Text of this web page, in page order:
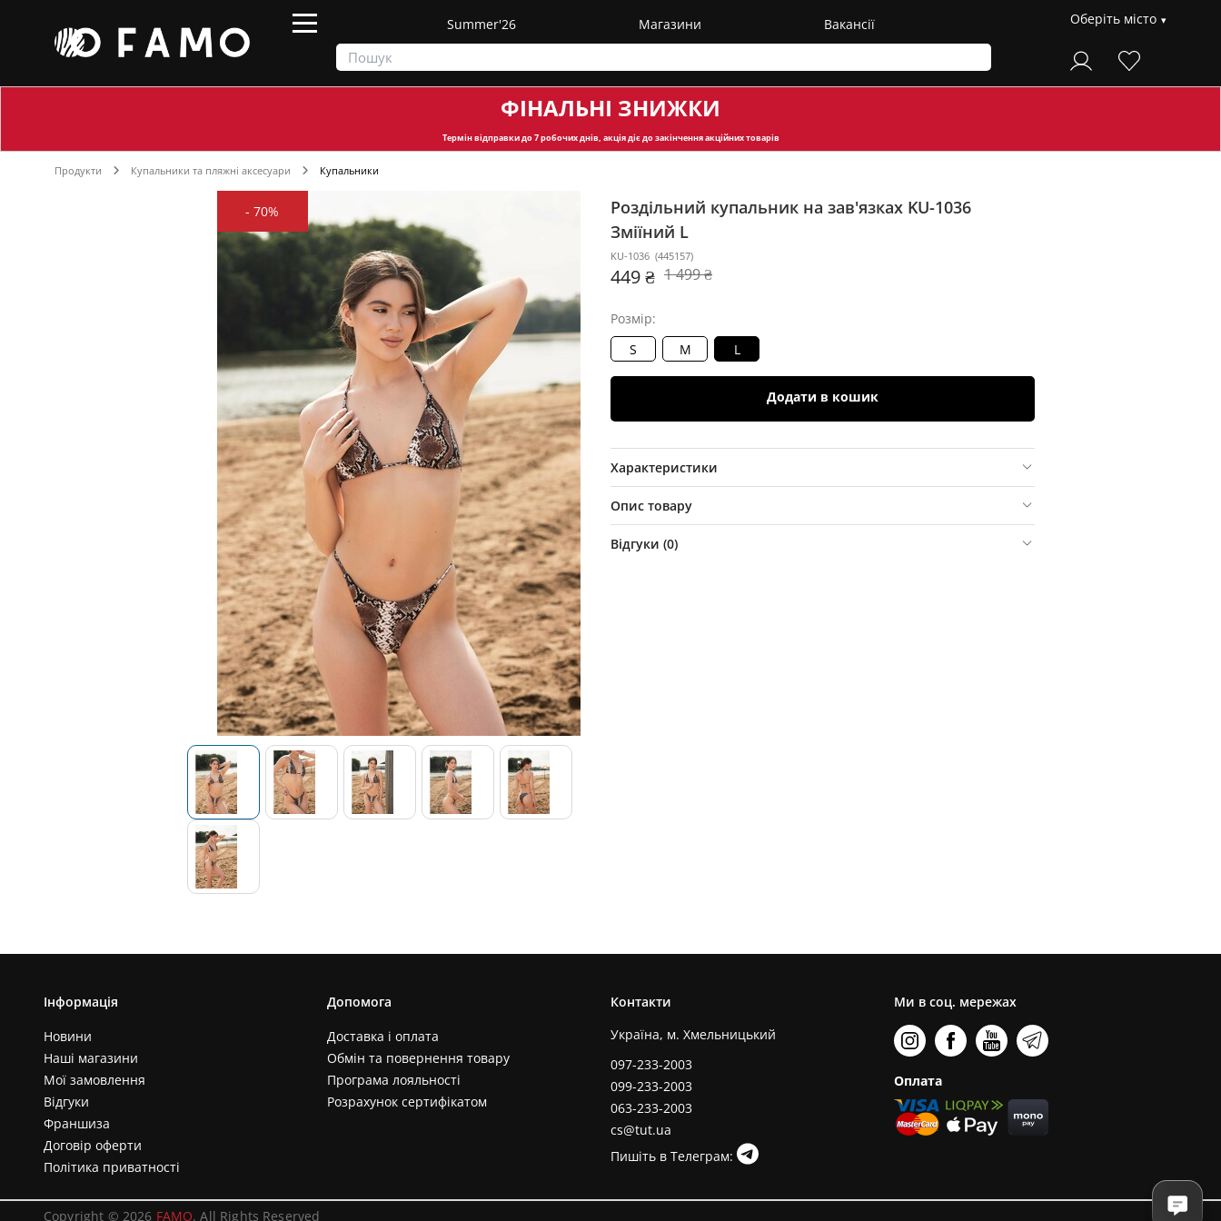
Summer'26 Магазини Вакансії Оберіть місто
ФІНАЛЬНІ ЗНИЖКИ
Термін відправкидо 7 робочих днів, акція діє до закінчення акційних товарів
Продукти Купальники та пляжні аксесуари Купальники
-70%
Роздільний купальник на зав'язках KU-1036
Зміїний L
KU-1036 (445157)
449 ₴ 1 499 ₴
Розмір:
S
M L
Додати в кошик
Характеристики
Опис товару
Відгуки (0)
Інформація
Новини
Наші магазини
Мої замовлення
Відгуки
Франшиза
Договір оферти
Політика приватності
Допомога
Доставка і оплата
Обмін та повернення товару
Програма лояльності
Розрахунок сертифікатом
Контакти
Україна, м. Хмельницький
097-233-2003
099-233-2003
063-233-2003
cs@tut.ua
Пишіть в Телеграм:
Ми в соц. мережах
Оплата
Copyright © 2026 FAMO. All Rights Reserved